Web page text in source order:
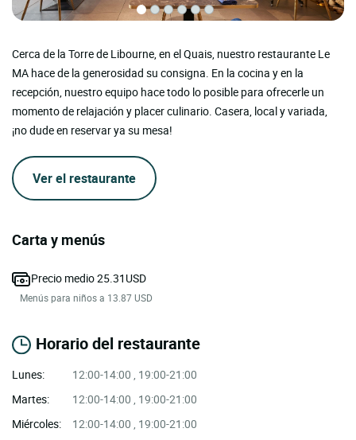
Cerca de la Torre de Libourne, en el Quais, nuestro restaurante Le
MA hace de la generosidad su consigna. En la cocina y en la
recepción, nuestro equipo hace todo lo posible para ofrecerle un
momento de relajación y placer culinario. Casera, local y variada,
¡no dude en reservar ya su mesa!
Ver el restaurante
Carta y menús
Precio medio 25.31USD
Menús para niños a 13.87 USD
Horario del restaurante
Lunes:
12:00-14:00 , 19:00-21:00
Martes:
12:00-14:00 , 19:00-21:00
Miércoles:
12:00-14:00 , 19:00-21:00